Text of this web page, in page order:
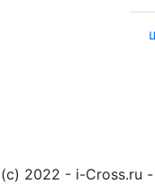
(c) 2022 - i-Cross.ru